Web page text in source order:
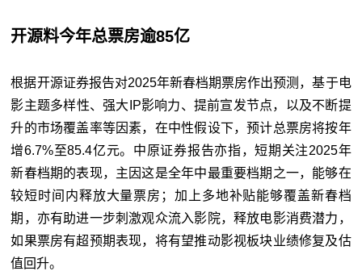
开源料今年总票房逾85亿
根据开源证券报告对2025年新春档期票房作出预测，基于电
影主题多样性、强大IP影响力、提前宣发节点，以及不断提
升的市场覆盖率等因素，在中性假设下，预计总票房将按年
增6.7%至85.4亿元。中原证券报告亦指，短期关注2025年
新春档期的表现，主因这是全年中最重要档期之一，能够在
较短时间内释放大量票房；加上多地补贴能够覆盖新春档
期，亦有助进一步刺激观众流入影院，释放电影消费潜力，
如果票房有超预期表现，将有望推动影视板块业绩修复及估
值回升。